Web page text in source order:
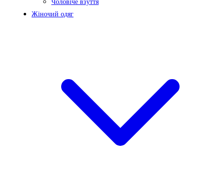
Чоловіче взуття
Жіночий одяг